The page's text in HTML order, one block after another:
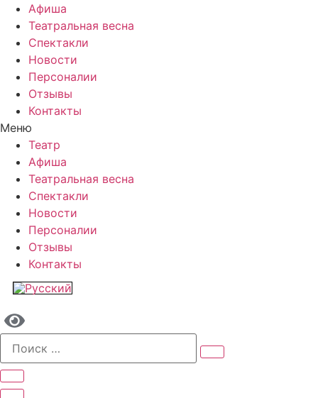
Афиша
Театральная весна
Спектакли
Новости
Персоналии
Отзывы
Контакты
Меню
Театр
Афиша
Театральная весна
Спектакли
Новости
Персоналии
Отзывы
Контакты